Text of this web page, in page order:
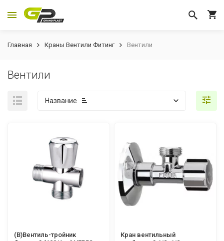
Главная Краны Вентили Фитинг Вентили
Вентили
Название
(В)Вентиль-тройник
Кран вентильный